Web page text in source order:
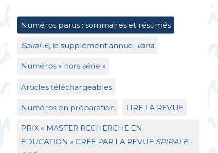
Numéros parus : sommaires et résumés
Spiral-E, le supplément annuel varia
Numéros « hors série »
Articles téléchargeables
Numéros en préparation LIRE LA REVUE
PRIX« MASTER RECHERCHE EN
ÉDUCATION » CRÉÉ PAR LA REVUE SPIRALE-